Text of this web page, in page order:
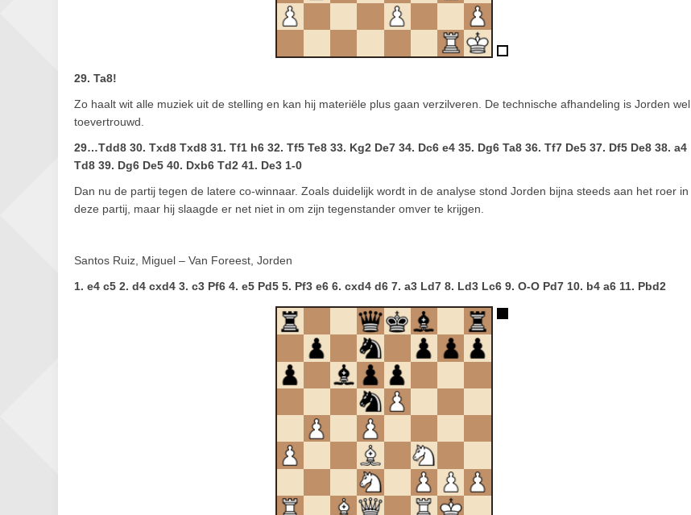
29. Ta8!
Zo haalt wit alle muziek uit de stelling en kan hij materiële plus gaan verzilveren. De technische afhandeling is Jorden wel
toevertrouwd.
29…Tdd8 30. Txd8 Txd8 31. Tf1 h6 32. Tf5 Te8 33. Kg2 De7 34. Dc6 e4 35. Dg6 Ta8 36. Tf7 De5 37. Df5 De8 38. a4
Td8 39. Dg6 De5 40. Dxb6 Td2 41. De3 1-0
Dan nu de partij tegen de latere co-winnaar. Zoals duidelijk wordt in de analyse stond Jorden bijna steeds aan het roer in
deze partij, maar hij slaagde er net niet in om zijn tegenstander omver te krijgen.
Santos Ruiz, Miguel – Van Foreest, Jorden
1. e4 c5 2. d4 cxd4 3. c3 Pf6 4. e5 Pd5 5. Pf3 e6 6. cxd4 d6 7. a3 Ld7 8. Ld3 Lc6 9. O-O Pd7 10. b4 a6 11. Pbd2